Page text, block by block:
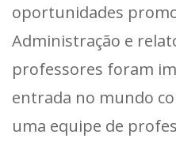
oportunidades
Administração e
professores foram
entrada no mundo
uma equipe de